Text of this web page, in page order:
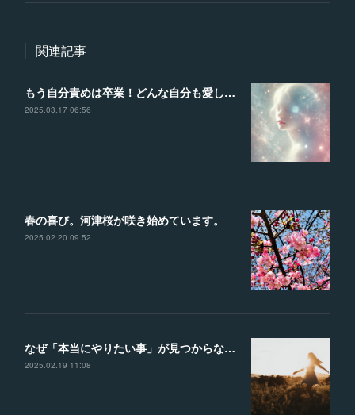
関連記事
もう自分責めは卒業！どんな自分も愛して、理想の未来を叶える魔法の言葉
2025.03.17 06:56
春の喜び。河津桜が咲き始めています。
2025.02.20 09:52
なぜ「本当にやりたい事」が見つからないのか？？見つけるための４つのヒント
2025.02.19 11:08